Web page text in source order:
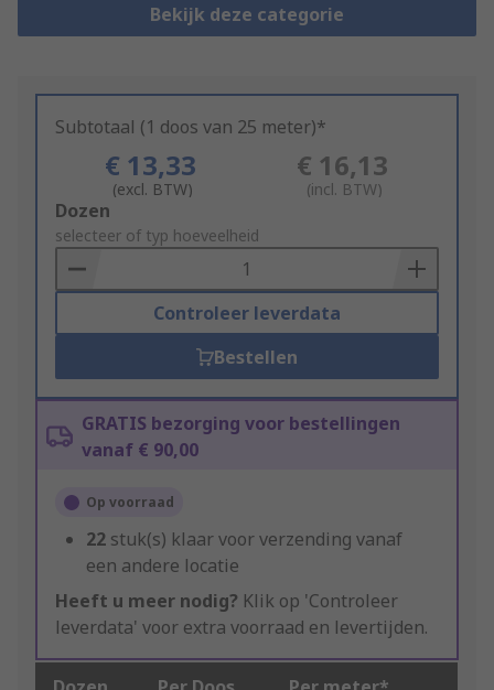
Bekijk deze categorie
Subtotaal (1 doos van 25 meter)*
€ 13,33
(excl. BTW)
€ 16,13
(incl. BTW)
Add
to
Basket
Dozen
selecteer of typ hoeveelheid
Controleer leverdata
Bestellen
GRATIS bezorging voor bestellingen
vanaf € 90,00
Op voorraad
22 stuk(s) klaar voor verzending vanaf
een andere locatie
Heeft u meer nodig? Klik op 'Controleer
leverdata' voor extra voorraad en levertijden.